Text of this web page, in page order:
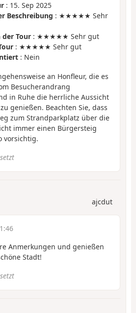
: 15. Sep 2025
Beschreibung : ★★★★★ Sehr
der Tour : ★★★★★ Sehr gut
: ★★★★★ Sehr gut
: Nein
an Honfleur, die es
Besucherandrang
in Ruhe die herrliche Aussicht
genießen. Beachten Sie, dass
zum Strandparkplatz über die
immer einen Bürgersteig
vorsichtig.
ajcdut
Anmerkungen und genießen
Stadt!